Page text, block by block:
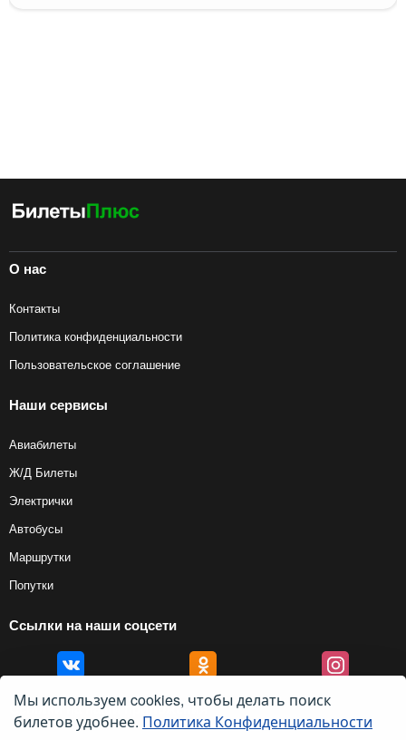
О нас
Контакты
Политика конфиденциальности
Пользовательское соглашение
Наши сервисы
Авиабилеты
Ж/Д Билеты
Электрички
Автобусы
Маршрутки
Попутки
Ссылки на наши соцсети
Ссылки на наши приложения
Мы используем cookies, чтобы делать поиск
билетов удобнее. Политика Конфиденциальности